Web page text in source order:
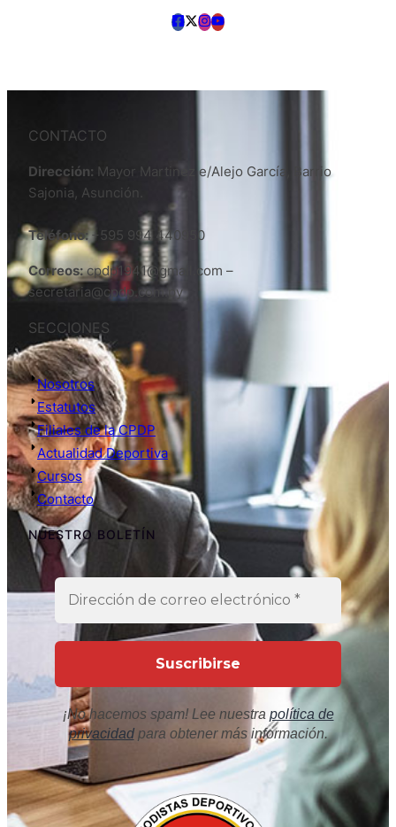
CONTACTO
Dirección: Mayor Martinez e/Alejo García, Barrio
Sajonia, Asunción.
Teléfono:+595 994 440950
Correos:cpdp1941@gmail.com –
secretaria@cpdp.com.py
SECCIONES
Nosotros
Estatutos
Filiales de la CPDP
Actualidad Deportiva
Cursos
Contacto
NUESTRO BOLETÍN
¡No hacemos spam! Lee nuestra política de
privacidadpara obtener más información.